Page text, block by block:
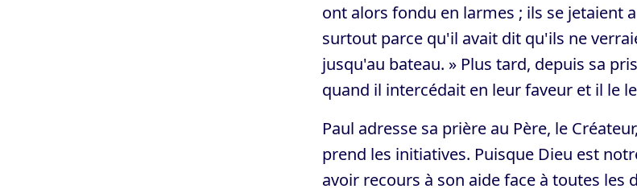
ont alors fondu en larmes ; ils se jetaient
surtout parce qu'il avait dit qu'ils ne
jusqu'au bateau. » Plus tard, depuis sa
quand il intercédait en leur faveur et il le
Paul adresse sa prière au Père, le
prend les initiatives. Puisque Dieu est
avoir recours à son aide face à toutes les